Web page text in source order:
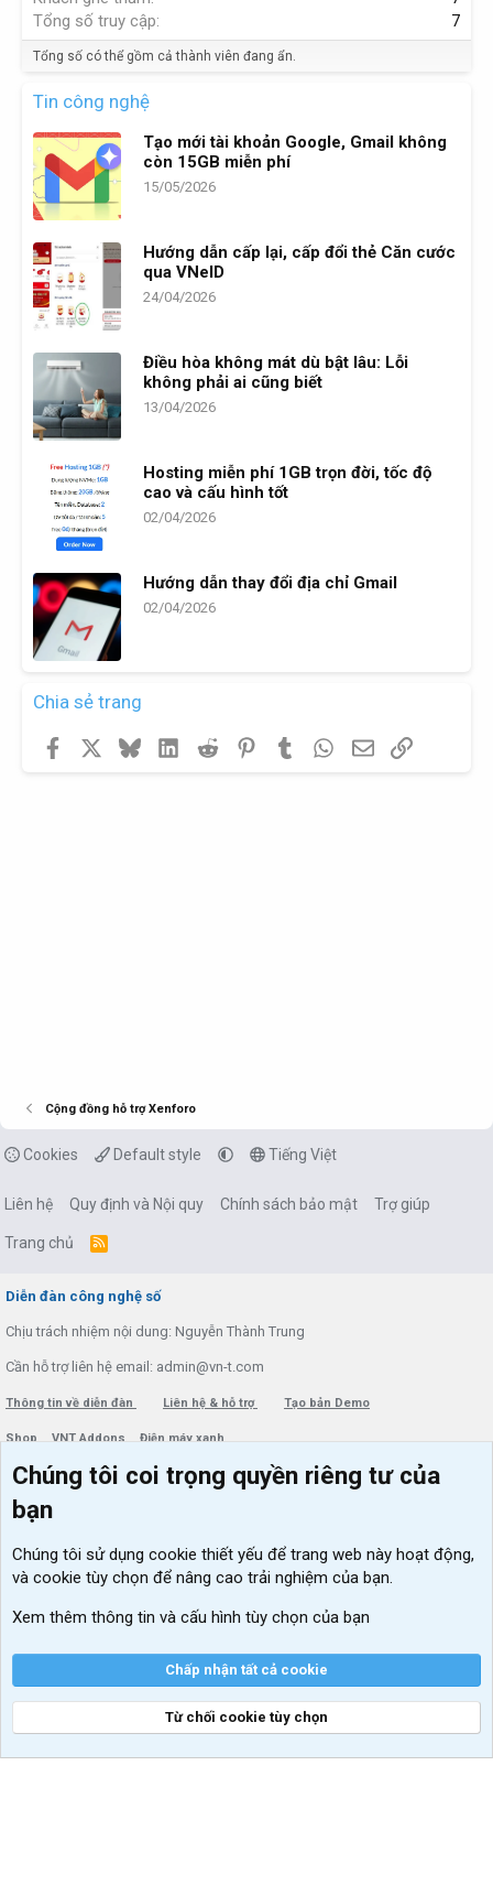
Tổng số truy cập
7
Tổng số có thể gồm cả thành viên đang ẩn.
Tin công nghệ
Tạo mới tài khoản Google, Gmail không
còn 15GB miễn phí
15/05/2026
Hướng dẫn cấp lại, cấp đổi thẻ Căn cước
qua VNeID
24/04/2026
Điều hòa không mát dù bật lâu: Lỗi
không phải ai cũng biết
13/04/2026
Hosting miễn phí 1GB trọn đời, tốc độ
cao và cấu hình tốt
02/04/2026
Hướng dẫn thay đổi địa chỉ Gmail
02/04/2026
Chia sẻ trang
Facebook BlueskyLinkedInReddit PinterestTumblr WhatsApp
EmailLink
Cộng đồng hỗ trợ Xenforo
Cookies Default style Tiếng Việt
Liên hệ Quy định và Nội quy Chính sách bảo mật Trợ giúp
Trang chủ
R
Diễn đàn công nghệ số
Chịu trách nhiệm nội dung: Nguyễn Thành Trung
Cần hỗ trợ liên hệ email: admin@vn-t.com
Thông tin về diễn đàn Liên hệ & hỗ trợ Tạo bản Demo
Shop VNT Addons Điện máy xanh
Menu thành viên
Đăng nhập
Diễn đàn
Kích hoạt Windows/ Office miễn phí
VIP add-ons Xenforo
Khuyến mãi và tài trợ
Chúng tôi coi trọng quyền riêng tư của
bạn
Chúng tôi sử dụng cookie thiết yếu để trang web này hoạt động,
và cookie tùy chọn để nâng cao trải nghiệm của bạn.
Xem thêm thông tin và cấu hình tùy chọn của bạn
Chấp nhận tất cả cookie
Từ chối cookie tùy chọn